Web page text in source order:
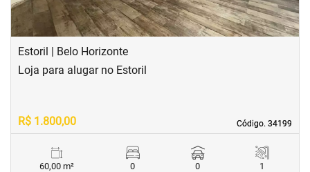
Estoril | Belo Horizonte
Código. 34199
Código. 34199
Loja para alugar no Estoril
R$ 1.800,00
60,00 m²
0
0
1